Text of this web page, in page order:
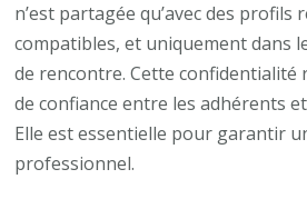
n’est partagée qu’avec des profils
compatibles, et uniquement dans
de rencontre. Cette confidentialité
de confiance entre les adhérents
Elle est essentielle pour garantir
professionnel.